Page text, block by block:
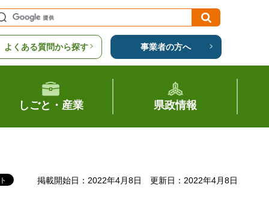
よくある質問から探す 事業者の方へ
しごと・産業 県政情報
掲載開始日：2022年4月8日 更新日：2022年4月8日